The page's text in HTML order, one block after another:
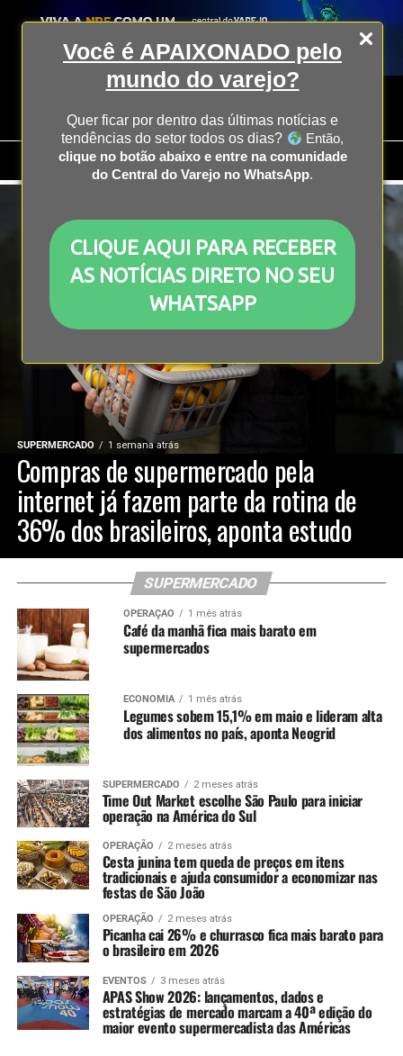
Você é APAIXONADO pelo
mundo do varejo?
Quer ficar por dentro das últimas notícias e
tendências do setor todos os dias?
Então,
clique no botão abaixo e entre na comunidade
do Central do Varejo no WhatsApp.
CLIQUE AQUI PARA RECEBER
AS NOTÍCIAS DIRETO NO SEU
WHATSAPP
SUPERMERCADO 1 semana atrás
Compras de supermercado pela
internet já fazem parte da rotina de
36% dos brasileiros, aponta estudo
SUPERMERCADO
OPERAÇÃO 1 mês atrás
Café da manhã fica mais barato em
supermercados
ECONOMIA 1 mês atrás
Legumes sobem 15,1% em maio e lideram alta
dos alimentos no país, aponta Neogrid
SUPERMERCADO 2 meses atrás
Time Out Market escolhe São Paulo para iniciar
operação na América do Sul
OPERAÇÃO 2 meses atrás
Cesta junina tem queda de preços em itens
tradicionais e ajuda consumidor a economizar nas
festas de São João
OPERAÇÃO 2 meses atrás
Picanha cai 26% e churrasco fica mais barato para
o brasileiro em 2026
EVENTOS 3 meses atrás
APAS Show 2026: lançamentos, dados e
estratégias de mercado marcam a 40ª edição do
maior evento supermercadista das Américas